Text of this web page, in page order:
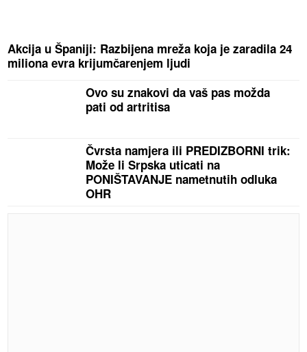
Akcija u Španiji: Razbijena mreža koja je zaradila 24
miliona evra krijumčarenjem ljudi
Ovo su znakovi da vaš pas možda
pati od artritisa
Čvrsta namjera ili PREDIZBORNI trik:
Može li Srpska uticati na
PONIŠTAVANJE nametnutih odluka
OHR